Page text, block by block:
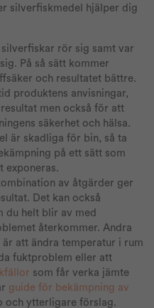
silverfiskmedel hjälper dig
rör sig samt var
På så sätt kommer
och resultatet bättre.
produktens anvisningar,
men också för att
säkerhet och hälsa.
är skadliga för bin, så ta
på ett sätt som
exponeras.
av åtgärder ger
Det kan också
du helt blir av med
återkommer. Andra
att ändra temperatur i rum
fuktproblem eller att
som får verka jämte
guide för bekämpning av
och ytterligare förslag.